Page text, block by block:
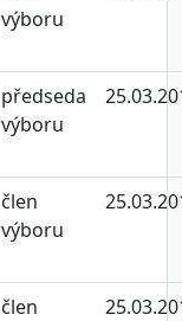
výboru
předseda
výboru
člen
výboru
člen